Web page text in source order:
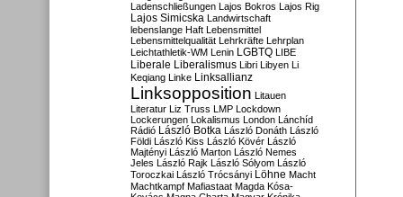
Ladenschließungen Lajos Bokros Lajos Rig
Lajos Simicska Landwirtschaft
lebenslange Haft Lebensmittel
Lebensmittelqualität Lehrkräfte Lehrplan
Leichtathletik-WM Lenin LGBTQ LIBE
Liberale Liberalismus Libri Libyen Li
Keqiang Linke Linksallianz
Linksopposition Litauen
Literatur Liz Truss LMP Lockdown
Lockerungen Lokalismus London Lánchíd
Rádió
László Botka László Donáth László
Földi László Kiss László Kövér László
Majtényi László Marton László Nemes
Jeles László Rajk László Sólyom László
Toroczkai László Trócsányi Löhne Macht
Machtkampf Mafiastaat Magda Kósa-